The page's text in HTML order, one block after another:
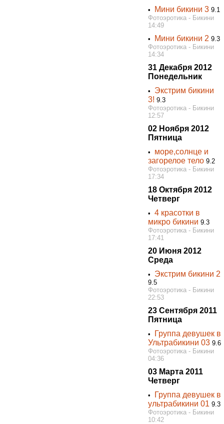
• Мини бикини 3 9.1
Фотоэротика - Бикини
14:49
•
Мини бикини 2 9.3
Фотоэротика - Бикини
14:34
31 Декабря 2012
Понедельник
• Экстрим бикини
3! 9.3
Фотоэротика - Бикини
12:57
02 Ноября 2012
Пятница
• море,солнце и
загорелое тело 9.2
Фотоэротика - Бикини
17:34
18 Октября 2012
Четверг
•4 красотки в
микро бикини 9.3
Фотоэротика - Бикини
17:41
20 Июня 2012
Среда
• Экстрим бикини 2
9.5
Фотоэротика - Бикини
22:53
23 Сентября 2011
Пятница
•
Группа девушек в
Ультрабикини 03 9.6
Фотоэротика - Бикини
04:36
03 Марта 2011
Четверг
•
Группа девушек в
ультрабикини 01 9.3
Фотоэротика - Бикини
10:42